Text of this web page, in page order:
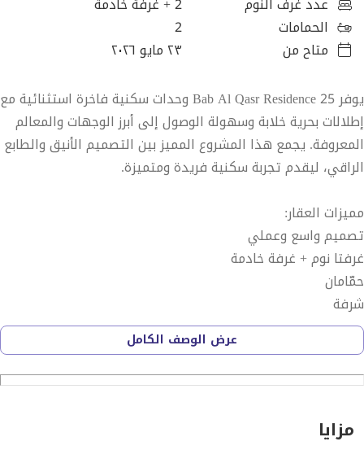
الحمامات
2
متاح من
٢٣ مايو ٢٠٢٦
يوفر Bab Al Qasr Residence 25 وحدات سكنية فاخرة استثنائية مع
إطلالات بحرية خلابة وسهولة الوصول إلى أبرز الوجهات والمعالم
المعروفة. يجمع هذا المشروع المميز بين التصميم الأنيق والطابع
الراقي، ليقدم تجربة سكنية فريدة ومتميزة.
مميزات العقار:
تصميم واسع وعملي
غرفتا نوم + غرفة خادمة
حمّامان
شرفة
مفروشة بالكامل
تشطيبات فاخرة عالية الجودة
مسبح
صالة رياضية مجهزة
عرض الوصف الكامل
مزايا